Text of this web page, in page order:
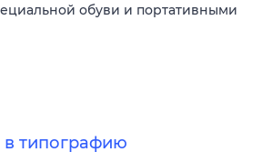
обуви и портативными
типографию